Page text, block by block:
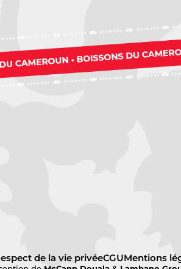
de la vie privéeCGUMentions